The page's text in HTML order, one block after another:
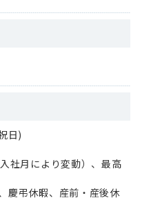
日)
社月により変動）、最高
慶弔休暇、産前・産後休